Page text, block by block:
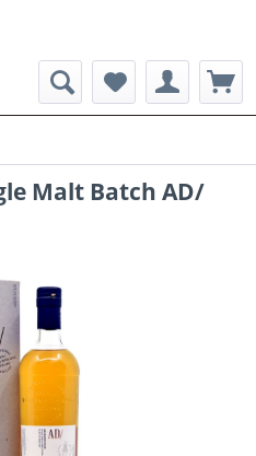
Malt Batch AD/